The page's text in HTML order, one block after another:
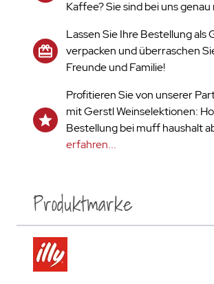
Kaffee? Sie sind bei uns
Lassen Sie Ihre Bestellung als
verpacken und überraschen
Freunde und Familie!
Profitieren Sie von unserer
mit Gerstl Weinselektionen:
Bestellung bei muff haushalt
erfahren...
Produktmarke